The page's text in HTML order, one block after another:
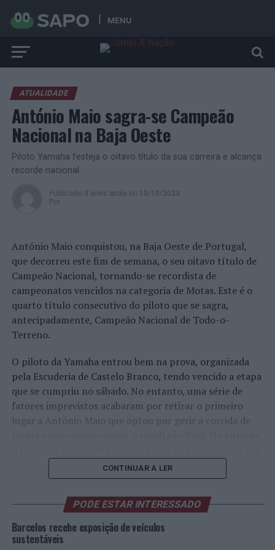
MENU
ATUALIDADE
António Maio sagra-se Campeão
Nacional na Baja Oeste
Piloto Yamaha festeja o oitavo título da sua carreira e alcança
recorde nacional
Publicado 3 anos atrás on 10/10/2023
Por
António Maio conquistou, na Baja Oeste de Portugal,
que decorreu este fim de semana, o seu oitavo título de
Campeão Nacional, tornando-se recordista de
campeonatos vencidos na categoria de Motas. Este é o
quarto título consecutivo do piloto que se sagra,
antecipadamente, Campeão Nacional de Todo-o-
Terreno.
O piloto da Yamaha entrou bem na prova, organizada
pela Escuderia de Castelo Branco, tendo vencido a etapa
que se cumpriu no sábado. No entanto, uma série de
fatores imprevistos acabaram por retirar o primeiro
lugar a António Maio que optou por gerir a corrida de
do Campeonato Nacional de Todo-o-Terreno 2023 foi
discutida ao minuto e o major da GNR terminou a prova
na segunda posição da classificação geral.
“Este é o reflexo de um esforço enorme que tenho feito
durante os meus 20 anos de carreira que culminam com
CONTINUAR A LER
PODE ESTAR INTERESSADO
Barcelos recebe exposição de veículos
sustentáveis